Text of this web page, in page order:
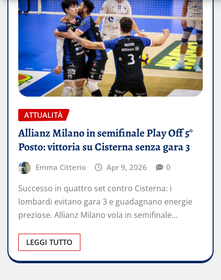
ATTUALITÀ
Allianz Milano in semifinale Play Off 5°
Posto: vittoria su Cisterna senza gara 3
Emma Citterio Apr 9, 2026 0
Successo in quattro set contro Cisterna: i
lombardi evitano gara 3 e guadagnano energie
preziose. Allianz Milano vola in semifinale…
LEGGI TUTTO